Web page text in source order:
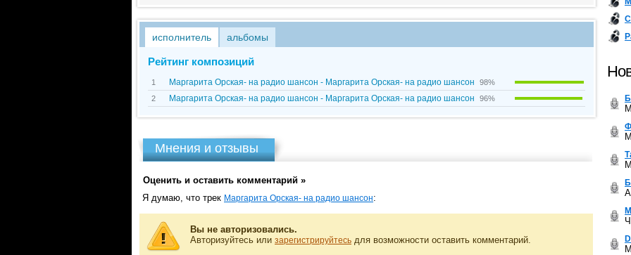
исполнитель альбомы
Рейтинг композиций
1 Маргарита Орская- на радио шансон - Маргарита Орская- на радио шансон
98%
2
Маргарита Орская- на радио шансон - Маргарита Орская- на радио шансон 96%
Мнения и отзывы
Оценить и оставить комментарий »
Я думаю, что трек Маргарита Орская- на радио шансон:
Вы не авторизовались.
Авторизуйтесь или зарегистрируйтесь для возможности оставить комментарий.